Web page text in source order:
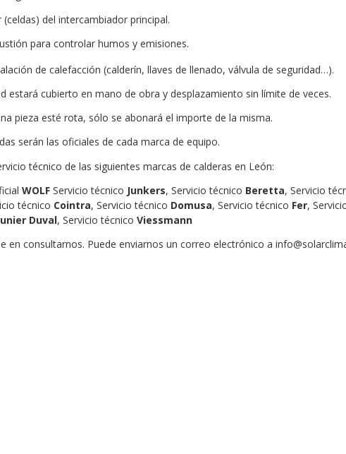
del intercambiador principal.
para controlar humos y emisiones.
de calefacción (calderín, llaves de llenado, válvula de seguridad…).
estará cubierto en mano de obra y desplazamiento sin límite de veces.
pieza esté rota, sólo se abonará el importe de la misma.
serán las oficiales de cada marca de equipo.
técnico de las siguientes marcas de calderas en León:
WOLF Servicio técnico Junkers, Servicio técnico Beretta, Servicio
técnico Cointra, Servicio técnico Domusa, Servicio técnico Fer,
Duval, Servicio técnico Viessmann
en consultarnos. Puede enviarnos un correo electrónico a